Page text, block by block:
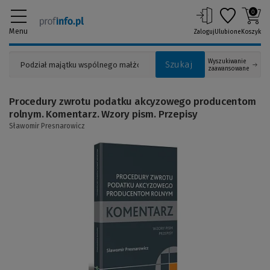
Menu
Szukaj
Wyszukiwanie
zaawansowane
ZalogujUlubione
0
Koszyk
Procedury zwrotu podatku akcyzowego producentom
rolnym. Komentarz. Wzory pism. Przepisy
Sławomir Presnarowicz